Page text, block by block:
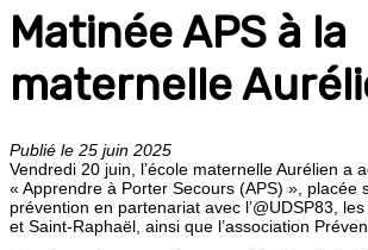
Matinée APS à la
maternelle
Publié le 25 juin 2025
Vendredi 20 juin, l’école maternelle Aurélien a
« Apprendre à Porter Secours (APS) », placée
prévention en partenariat avec l’@UDSP83,
et Saint-Raphaël, ainsi que l’association